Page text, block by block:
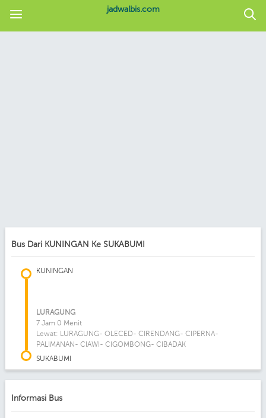
jadwalbis.com
Bus Dari KUNINGAN Ke SUKABUMI
KUNINGAN
LURAGUNG
7 Jam 0 Menit
Lewat: LURAGUNG- OLECED- CIRENDANG- CIPERNA-
PALIMANAN- CIAWI- CIGOMBONG- CIBADAK
SUKABUMI
Informasi Bus